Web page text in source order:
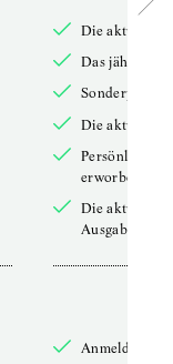
Die aktuelle
Das jährliche
Die aktuelle
Persönliches
erworbenen
Die aktuelle
Ausgabe
Anmelden